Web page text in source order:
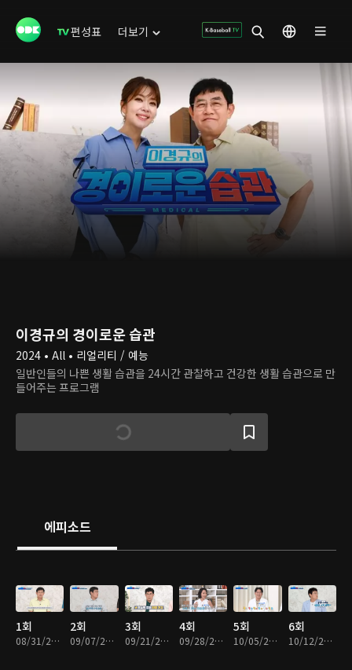
편성표 더보기
이경규의 경이로운 습관
2024 • All • 리얼리티 / 예능
일반인들의 나쁜 생활 습관을 24시간 관찰하고 건강한 생활 습관으로 만
들어주는 프로그램
에피소드
1회
08/31/2024 • 48분
2회
09/07/2024 • 49분
3회
09/21/2024 • 49분
4회
09/28/2024 • 49분
5회
10/05/2024 • 49분
6회
10/12/2024 • 49분